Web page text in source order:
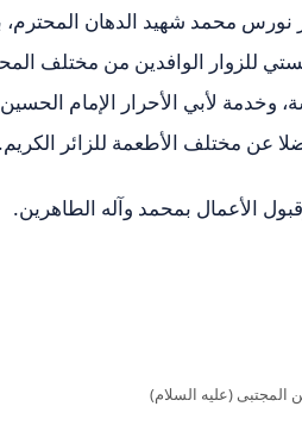
نورس محمد شهيد الدهان المحترم،
للزوار الوافدين من مختلف
لأبي الأحرار الإمام
عن مختلف الأطعمة للزائر الكريم.
الأعمال بمحمد وآله الطاهرين.
المجتبى (عليه السلام)